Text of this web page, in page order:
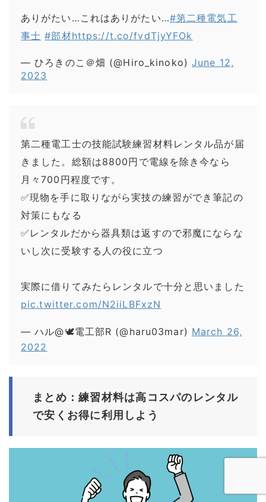
ありがたい…これはありがたい…#第二種電気工
事士 #部材https://t.co/fvdTjyYFOk
— ひろきのこ＠畑 (@Hiro_kinoko) June 12,
2023
第二種電工士の技能試験練習材料レンタル品が届
きました。総額は8800円で電線を除き今なら
月々700円程度です。
✅現物を手に取りながら実技の練習ができ筆記の
対策にもなる
✅レンタルだから器具類は返すので邪魔にならな
いし次に受験する人の役に立つ
実際に借りてみたらレンタルで十分と思いました
pic.twitter.com/N2iiLBFxzN
— ハル@🕊️電工部R (@haru03mar) March 26,
2022
まとめ：練習材料は高コスパのレンタル
で安くお得に利用しよう